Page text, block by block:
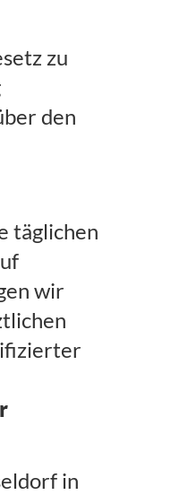
zu
den
täglichen
wir
in